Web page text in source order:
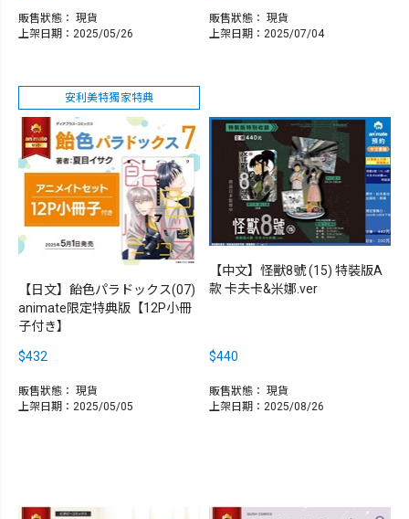
販售狀態： 現貨
上架日期：2025/05/26
販售狀態： 現貨
上架日期：2025/07/04
安利美特獨家特典
【日文】飴色パラドックス(07)
animate限定特典版【12P小冊
子付き】
$432
販售狀態： 現貨
上架日期：2025/05/05
【中文】怪獸8號 (15) 特裝版A
款 卡夫卡&米娜.ver
$440
販售狀態： 現貨
上架日期：2025/08/26